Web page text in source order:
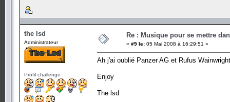
the lsd
Administrateur
Profil challenge
Re : Musique pour se mettre
« #9 le: 05 Mai 2008 à 16:29:51 »
Ah j'ai oublié Panzer AG et Rufus
Enjoy
The lsd